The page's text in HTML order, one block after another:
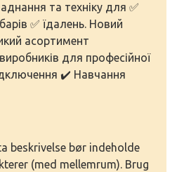
та техніку для ✅
✅ їдалень. Новий
асортимент
для професійної
✔️ Навчання
beskrivelse bør indeholde
(med mellemrum). Brug